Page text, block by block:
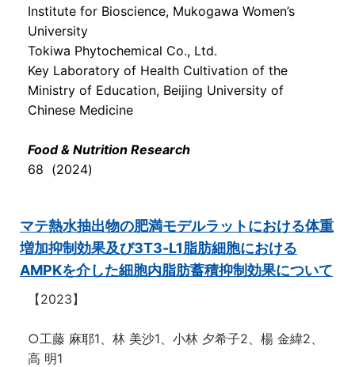
Institute for Bioscience, Mukogawa Women’s
University
Tokiwa Phytochemical Co., Ltd.
Key Laboratory of Health Cultivation of the
Ministry of Education, Beijing University of
Chinese Medicine
Food & Nutrition Research
68 (2024)
マテ熱水抽出物の肥満モデルラットにおける体重
増加抑制効果及び3T3-L1脂肪細胞における
AMPKを介した細胞内脂肪蓄積抑制効果について
【2023】
○工藤 麻耶1、林 美沙1、小林 夕希子2、楊 金緯2、
高 明1